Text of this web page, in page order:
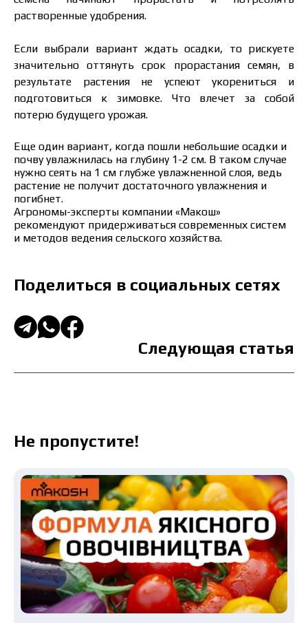
растворенные удобрения.
Если выбрали вариант ждать осадки, то рискуете
значительно оттянуть срок прорастания семян, в
результате растения не успеют укорениться и
подготовиться к зимовке. Что влечет за собой
потерю будущего урожая.
Еще один вариант, когда пошли небольшие осадки и
почву увлажнилась на глубину 1-2 см. В таком случае
нужно сеять на 1 см глубже увлажненной слоя, ведь
растение не получит достаточного увлажнения и
погибнет.
Агрономы-эксперты компании «Макош»
рекомендуют придерживаться современных систем
и методов ведения сельского хозяйства.
Поделиться в социальных сетях
Следующая статья
Не пропустите!
Цена зависит от объёма и региона доставки. Для
данные:
Связаться с менеджером Makosh